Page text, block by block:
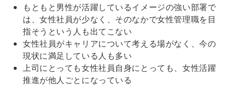
もともと男性が活躍しているイメージの強い部署で
は、女性社員が少なく、そのなかで女性管理職を目
指そうという人も出てこない
女性社員がキャリアについて考える場がなく、今の
現状に満足している人も多い
上司にとっても女性社員自身にとっても、女性活躍
推進が他人ごとになっている